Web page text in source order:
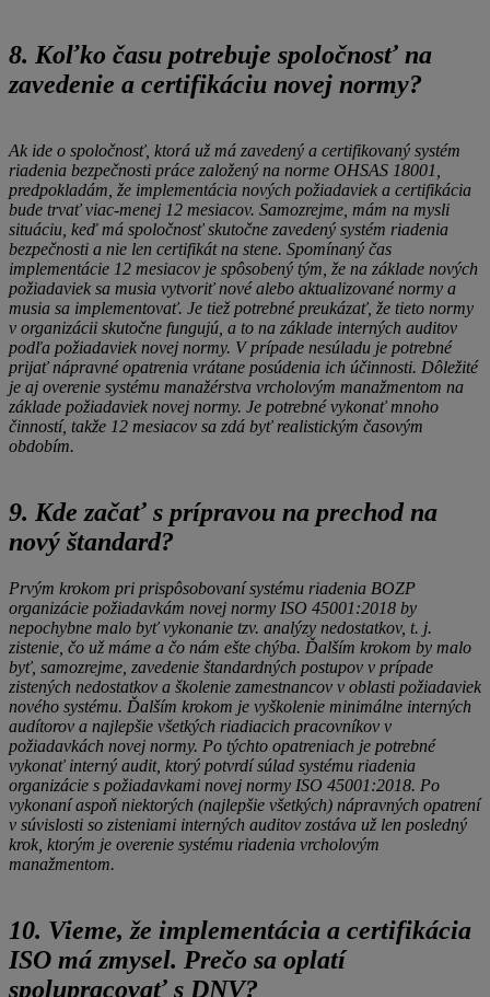
8. Koľko času potrebuje spoločnosť na
zavedenie a certifikáciu novej normy?
Ak ide o spoločnosť, ktorá už má zavedený a certifikovaný systém
riadenia bezpečnosti práce založený na norme OHSAS 18001,
predpokladám, že implementácia nových požiadaviek a certifikácia
bude trvať viac-menej 12 mesiacov. Samozrejme, mám na mysli
situáciu, keď má spoločnosť skutočne zavedený systém riadenia
bezpečnosti a nie len certifikát na stene. Spomínaný čas
implementácie 12 mesiacov je spôsobený tým, že na základe nových
požiadaviek sa musia vytvoriť nové alebo aktualizované normy a
musia sa implementovať. Je tiež potrebné preukázať, že tieto normy
v organizácii skutočne fungujú, a to na základe interných auditov
podľa požiadaviek novej normy. V prípade nesúladu je potrebné
prijať nápravné opatrenia vrátane posúdenia ich účinnosti. Dôležité
je aj overenie systému manažérstva vrcholovým manažmentom na
základe požiadaviek novej normy. Je potrebné vykonať mnoho
činností, takže 12 mesiacov sa zdá byť realistickým časovým
obdobím.
9. Kde začať s prípravou na prechod na
nový štandard?
Prvým krokom pri prispôsobovaní systému riadenia BOZP
organizácie požiadavkám novej normy ISO 45001:2018 by
nepochybne malo byť vykonanie tzv. analýzy nedostatkov, t. j.
zistenie, čo už máme a čo nám ešte chýba. Ďalším krokom by malo
byť, samozrejme, zavedenie štandardných postupov v prípade
zistených nedostatkov a školenie zamestnancov v oblasti požiadaviek
nového systému. Ďalším krokom je vyškolenie minimálne interných
audítorov a najlepšie všetkých riadiacich pracovníkov v
požiadavkách novej normy. Po týchto opatreniach je potrebné
vykonať interný audit, ktorý potvrdí súlad systému riadenia
organizácie s požiadavkami novej normy ISO 45001:2018. Po
vykonaní aspoň niektorých (najlepšie všetkých) nápravných opatrení
v súvislosti so zisteniami interných auditov zostáva už len posledný
krok, ktorým je overenie systému riadenia vrcholovým
manažmentom.
10. Vieme, že implementácia a certifikácia
ISO má zmysel. Prečo sa oplatí
spolupracovať s DNV?